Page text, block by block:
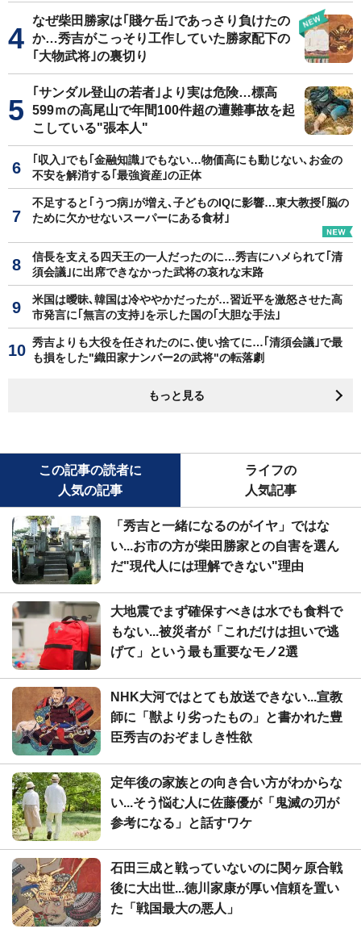
なぜ柴田勝家は｢賤ケ岳｣であっさり負けたの
か…秀吉がこっそり工作していた勝家配下の
｢大物武将｣の裏切り
｢サンダル登山の若者｣より実は危険…標高
599ｍの高尾山で年間100件超の遭難事故を起
こしている"張本人"
｢収入｣でも｢金融知識｣でもない…物価高にも動じない､お金の
不安を解消する｢最強資産｣の正体
不足すると｢うつ病｣が増え､子どものIQに影響…東大教授｢脳の
ために欠かせないスーパーにある食材｣
信長を支える四天王の一人だったのに…秀吉にハメられて｢清
須会議｣に出席できなかった武将の哀れな末路
米国は曖昧､韓国は冷ややかだったが…習近平を激怒させた高
市発言に｢無言の支持｣を示した国の｢大胆な手法｣
秀吉よりも大役を任されたのに､使い捨てに…｢清須会議｣で最
も損をした"織田家ナンバー2の武将"の転落劇
もっと見る
この記事の読者に
人気の記事
ライフの
人気記事
「秀吉と一緒になるのがイヤ」ではな
い...お市の方が柴田勝家との自害を選ん
だ"現代人には理解できない"理由
大地震でまず確保すべきは水でも食料で
もない...被災者が「これだけは担いで逃
げて」という最も重要なモノ2選
NHK大河ではとても放送できない...宣教
師に「獣より劣ったもの」と書かれた豊
臣秀吉のおぞましき性欲
定年後の家族との向き合い方がわからな
い...そう悩む人に佐藤優が「鬼滅の刃が
参考になる」と話すワケ
石田三成と戦っていないのに関ヶ原合戦
後に大出世...徳川家康が厚い信頼を置い
た「戦国最大の悪人」